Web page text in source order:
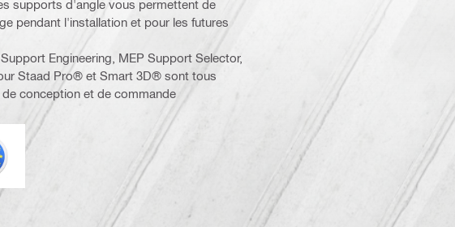
supports d'angle vous permettent de
pendant l'installation et pour les futures
Engineering, MEP Support Selector,
Staad Pro® et Smart 3D® sont tous
conception et de commande